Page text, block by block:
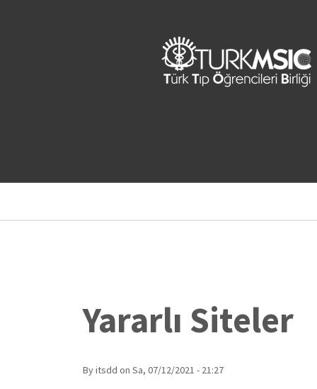
Sayfa
Yararlı Siteler
Byitsdd on Sa, 07/12/2021 - 21:27